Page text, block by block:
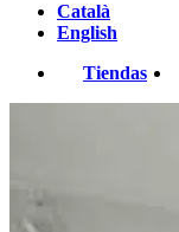
Català
English
Tiendas